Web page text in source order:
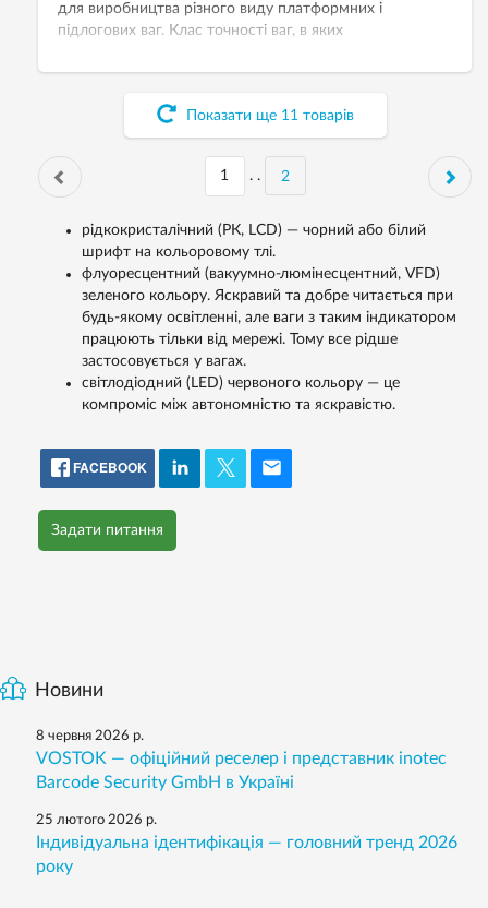
для виробництва різного виду платформних і
підлогових ваг. Клас точності ваг, в яких
Показати ще 11 товарів
. . 2
рідкокристалічний (РК, LCD) — чорний або білий
шрифт на кольоровому тлі.
флуоресцентний (вакуумно-люмінесцентний, VFD)
зеленого кольору. Яскравий та добре читається при
будь-якому освітленні, але ваги з таким індикатором
працюють тільки від мережі. Тому все рідше
застосовується у вагах.
світлодіодний (LED) червоного кольору — це
компроміс між автономністю та яскравістю.
FACEBOOK
Задати питання
Новини
8 червня 2026 р.
VOSTOK — офіційний реселер і представник inotec
Barcode Security GmbH в Україні
25 лютого 2026 р.
Індивідуальна ідентифікація — головний тренд 2026
року